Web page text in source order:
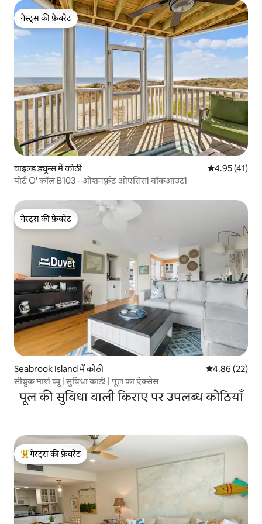
गेस्ट्स की फ़ेवरेट
गेस्ट्स की फ़ेवरेट
वाइल्ड ड्यून्स में कोठी औसत रेटिंग 5 में
4.95 (41)
पोर्ट O' कॉल B103 - ओशनफ़्रंट ओएसिस! वॉकआउट!
गेस्ट्स की फ़ेवरेट
गेस्ट्स की फ़ेवरेट
Seabrook Island में कोठी औसत रेटिंग 5 में
4.86 (22)
सीब्रुक मार्श व्यू | सुविधा कार्ड! | पूल का ऐक्सेस
पूल की सुविधा वाली किराए पर उपलब्ध कोठियाँ
गेस्ट्स का टॉप फ़ेवरेट
गेस्ट्स की फ़ेवरेट